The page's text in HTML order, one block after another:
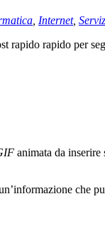
Internet,
rapido rapido per
animata da
che